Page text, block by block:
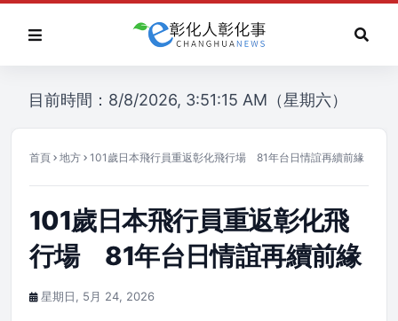
目前時間：8/8/2026, 3:51:15 AM（星期六）
首頁 地方 101歲日本飛行員重返彰化飛行場 81年台日情誼再續前緣
101歲日本飛行員重返彰化飛
行場 81年台日情誼再續前緣
星期日, 5月 24, 2026